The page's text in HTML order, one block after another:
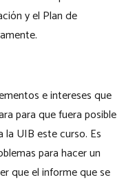
y el Plan de
e intereses que
para que fuera posible
UIB este curso. Es
para hacer un
que el informe que se